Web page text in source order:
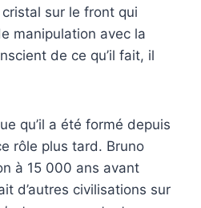
sur le front qui
manipulation avec la
de ce qu’il fait, il
qu’il a été formé depuis
rôle plus tard. Bruno
à 15 000 ans avant
d’autres civilisations sur